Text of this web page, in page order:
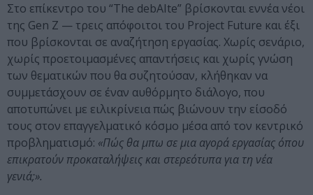
Στο επίκεντρο του “The debAIte” βρίσκονται εννέα νέοι
της Gen Z — τρεις απόφοιτοι του Project Future και έξι
που βρίσκονται σε αναζήτηση εργασίας. Χωρίς σενάριο,
χωρίς προετοιμασμένες απαντήσεις και χωρίς γνώση
των θεματικών που θα συζητούσαν, κλήθηκαν να
συμμετάσχουν σε έναν αυθόρμητο διάλογο, που
αποτυπώνει με ειλικρίνεια πώς βιώνουν την είσοδό
τους στον επαγγελματικό κόσμο μέσα από τον κεντρικό
προβληματισμό: «Πώς θα μπω σε μια αγορά εργασίας όπου
επικρατούν προκαταλήψεις και στερεότυπα για τη νέα
γενιά;».